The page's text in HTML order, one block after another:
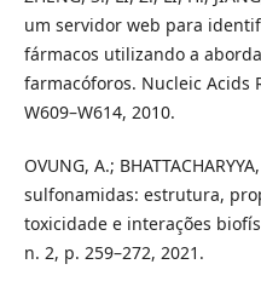
um servidor web para
fármacos utilizando a
farmacóforos. Nucleic Acids
W609–W614, 2010.
OVUNG, A.;
sulfonamidas: estrutura,
toxicidade e interações
n. 2, p. 259–272, 2021.